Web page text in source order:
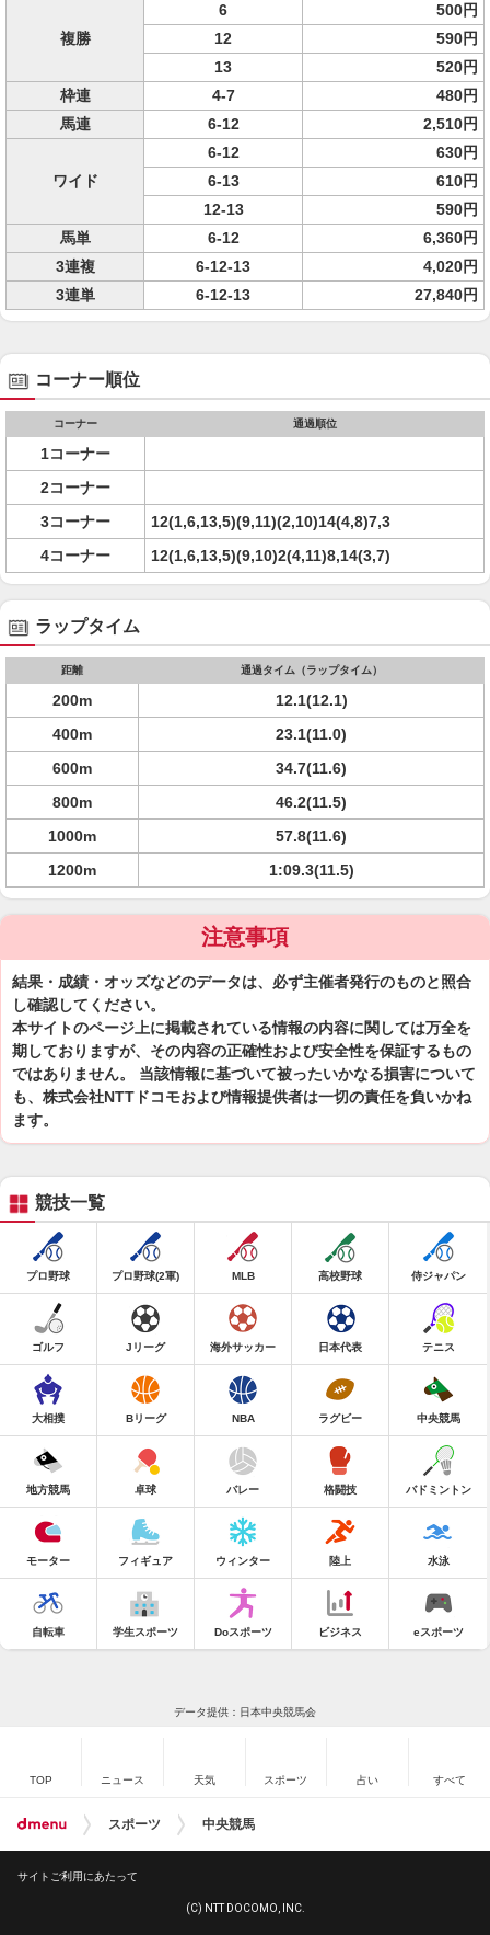
複勝
6
500円
12
590円
13
520円
枠連
4-7
480円
馬連
6-12 2,510円
ワイド
6-12
630円
6-13
610円
12-13
590円
馬単
6-12
6,360円
3連複
6-12-13
4,020円
3連単
6-12-13 27,840円
コーナー順位
コーナー 通過順位
1コーナー
2コーナー
3コーナー
12(1,6,13,5)(9,11)(2,10)14(4,8)7,3
4コーナー
12(1,6,13,5)(9,10)2(4,11)8,14(3,7)
ラップタイム
距離 通過タイム（ラップタイム）
200m
12.1(12.1)
400m
23.1(11.0)
600m
34.7(11.6)
800m
46.2(11.5)
1000m
57.8(11.6)
1200m
1:09.3(11.5)
注意事項
結果・成績・オッズなどのデータは、必ず主催者発行のものと照合
し確認してください。
本サイトのページ上に掲載されている情報の内容に関しては万全を
期しておりますが、その内容の正確性および安全性を保証するもの
ではありません。 当該情報に基づいて被ったいかなる損害について
も、株式会社NTTドコモおよび情報提供者は一切の責任を負いかね
ます。
競技一覧
プロ野球 プロ野球(2軍) MLB 高校野球 侍ジャパン
ゴルフ Jリーグ 海外サッカー 日本代表 テニス
大相撲 Bリーグ NBA ラグビー 中央競馬
地方競馬 卓球 バレー 格闘技 バドミントン
モーター フィギュア ウィンター 陸上 水泳
自転車 学生スポーツ Doスポーツ ビジネス eスポーツ
データ提供：日本中央競馬会
TOP ニュース 天気 スポーツ 占い すべて
スポーツ 中央競馬
サイトご利用にあたって
(C) NTT DOCOMO, INC.